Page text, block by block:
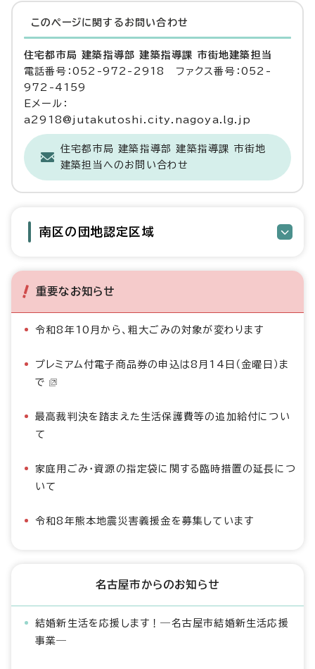
このページに関する お問い合わせ
住宅都市局 建築指導部 建築指導課 市街地建築担当
電話番号：052-972-2918 ファクス番号：052-
972-4159
Eメール：
a2918@jutakutoshi.city.nagoya.lg.jp
住宅都市局 建築指導部 建築指導課 市街地
建築担当へのお問い合わせ
南区の団地認定区域
重要なお知らせ
令和8年10月から、粗大ごみの対象が変わります
プレミアム付電子商品券の申込は8月14日（金曜日）ま
で
最高裁判決を踏まえた生活保護費等の追加給付につい
て
家庭用ごみ・資源の指定袋に関する臨時措置の延長につ
いて
令和8年熊本地震災害義援金を募集しています
名古屋市からのお知らせ
結婚新生活を応援します！―名古屋市結婚新生活応援
事業―